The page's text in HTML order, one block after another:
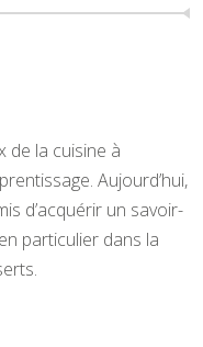
de la cuisine à
Aujourd’hui,
d’acquérir un savoir-
particulier dans la